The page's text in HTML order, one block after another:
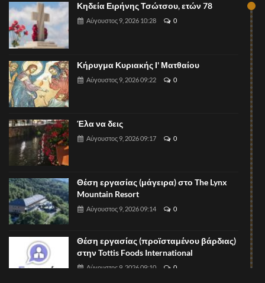
Κηδεία Ειρήνης Τσώτσου, ετών 78
Αύγουστος 9, 2026 10:28 0
Κήρυγμα Κυριακής Ι' Ματθαίου
Αύγουστος 9, 2026 09:22 0
Έλα να δεις
Αύγουστος 9, 2026 09:17 0
Θέση εργασίας (μάγειρα) στο The Lynx
Mountain Resort
Αύγουστος 9, 2026 09:14 0
Θέση εργασίας (προϊσταμένου βάρδιας)
στην Tottis Foods International
Αύγουστος 9, 2026 09:10 0